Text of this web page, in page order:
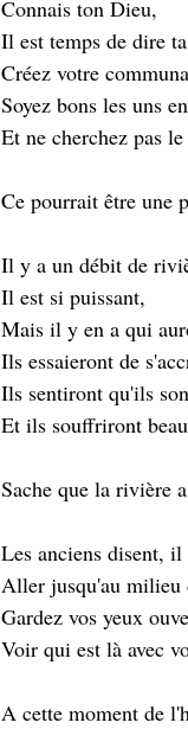
Connais ton Dieu,
Il est temps de dire
Créez votre
Soyez bons les uns
Et ne cherchez pas
Ce pourrait être une
Il y a un débit de
Il est si puissant,
Mais il y en a qui
Ils essaieront de
Ils sentiront qu'ils
Et ils souffriront
Sache que la rivière
Les anciens disent,
Aller jusqu'au milieu
Gardez vos yeux
Voir qui est là avec
A cette moment de